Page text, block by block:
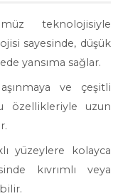
teknolojisiyle
sayesinde, düşük
yansıma sağlar.
aşınmaya ve çeşitli
özellikleriyle uzun
yüzeylere kolayca
kıvrımlı veya